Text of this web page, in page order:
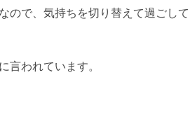
ので、気持ちを切り替えて過ごして
われています。